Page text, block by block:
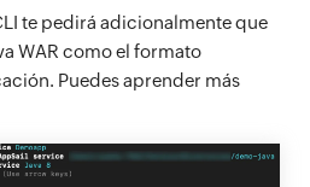
te pedirá adicionalmente que
WAR como el formato
Puedes aprender más